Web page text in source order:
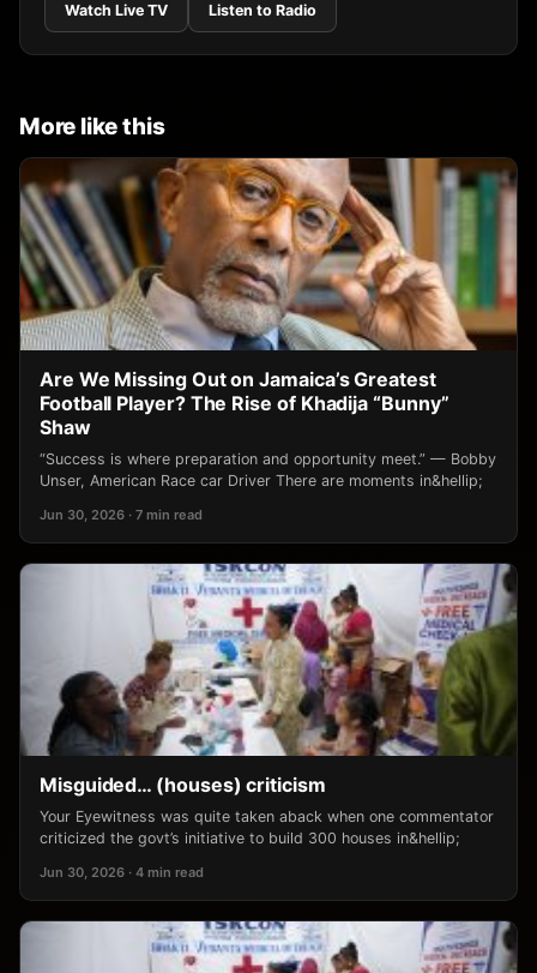
Watch Live TV Listen to Radio
More like this
Are We Missing Out on Jamaica’s Greatest
Football Player? The Rise of Khadija “Bunny”
Shaw
“Success is where preparation and opportunity meet.” — Bobby
Unser, American Race car Driver There are moments in&hellip;
Jun 30, 2026 · 7 min read
Misguided… (houses) criticism
Your Eyewitness was quite taken aback when one commentator
criticized the govt’s initiative to build 300 houses in&hellip;
Jun 30, 2026 · 4 min read